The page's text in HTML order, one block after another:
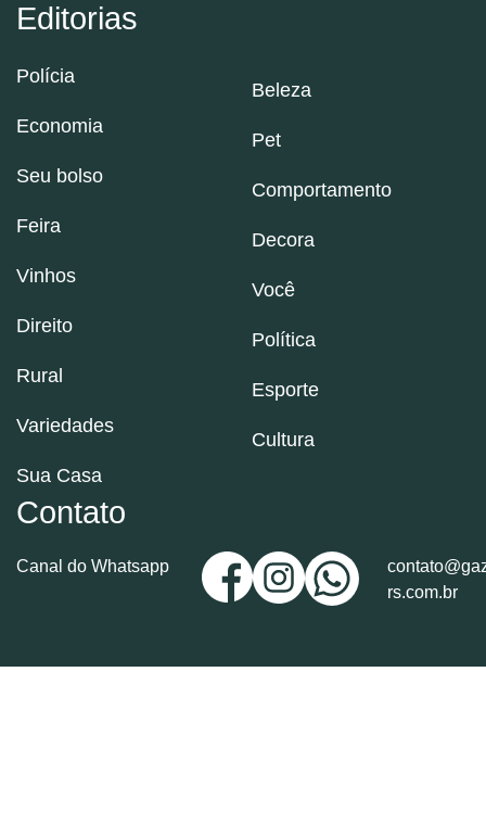
Editorias
Polícia
Economia
Seu bolso
Feira
Vinhos
Direito
Rural
Variedades
Sua Casa
Beleza
Pet
Comportamento
Decora
Você
Política
Esporte
Cultura
Contato
Canal do Whatsapp
rs.com.br